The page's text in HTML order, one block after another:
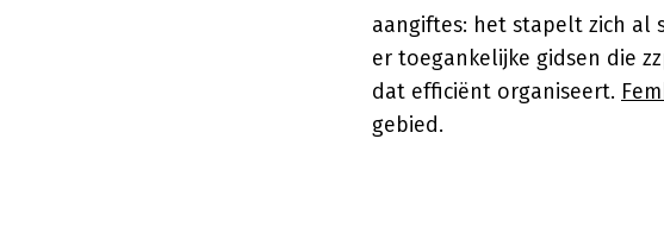
aangiftes: het stapelt zich al
er toegankelijke gidsen die
dat efficiënt organiseert.
gebied.